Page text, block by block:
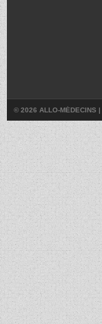
© 2026 ALLO-MÉDECINS |